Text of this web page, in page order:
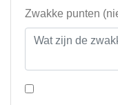
Zwakke punten